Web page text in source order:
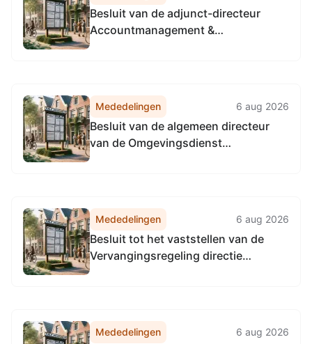
Besluit van de adjunct-directeur
Accountmanagement &
2026, tot het vaststellen van de
Vervangingsregeling directie
Accountmanagement &
Bedrijfsvoering Omgevingsdienst...
Mededelingen 6 aug 2026
Besluit van de algemeen directeur
van de Omgevingsdienst
directeur Omgevingsdienst
Noordzeekanaalgebied
Mededelingen 6 aug 2026
Besluit tot het vaststellen van de
Vervangingsregeling directie
Mededelingen 6 aug 2026